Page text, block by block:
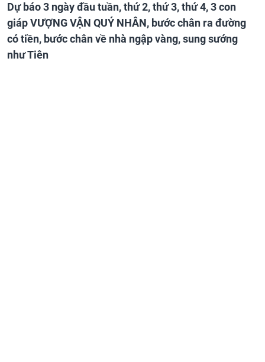
Dự báo 3 ngày đầu tuần, thứ 2, thứ 3, thứ 4, 3 con
giáp VƯỢNG VẬN QUÝ NHÂN, bước chân ra đường
có tiền, bước chân về nhà ngập vàng, sung sướng
như Tiên